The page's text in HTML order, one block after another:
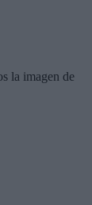
la imagen de